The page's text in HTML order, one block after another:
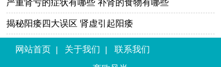
严重肾亏的症状有哪些 补肾的食物有哪些
揭秘阳痿四大误区 肾虚引起阳痿
网站首页 关于我们
联系我们